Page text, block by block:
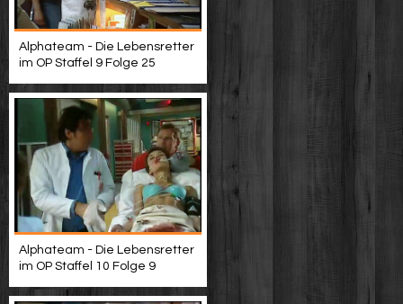
Alphateam - Die Lebensretter
im OP Staffel 9 Folge 25
Alphateam - Die Lebensretter
im OP Staffel 10 Folge 9